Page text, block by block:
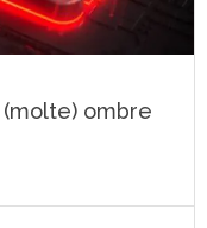
ombre